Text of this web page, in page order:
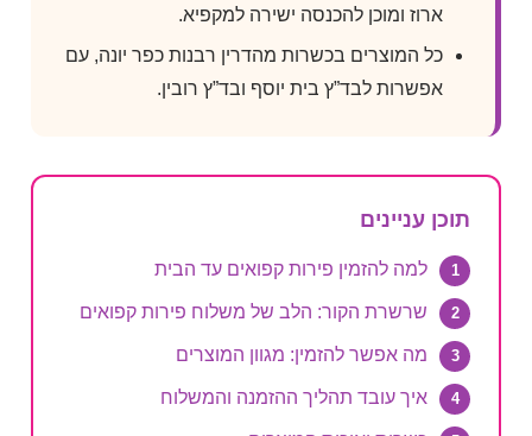
ארוז ומוכן להכנסה ישירה למקפיא.
כל המוצרים בכשרות מהדרין רבנות כפר יונה, עם
אפשרות לבד”ץ בית יוסף ובד”ץ רובין.
תוכן עניינים
למה להזמין פירות קפואים עד הבית
שרשרת הקור: הלב של משלוח פירות קפואים
מה אפשר להזמין: מגוון המוצרים
איך עובד תהליך ההזמנה והמשלוח